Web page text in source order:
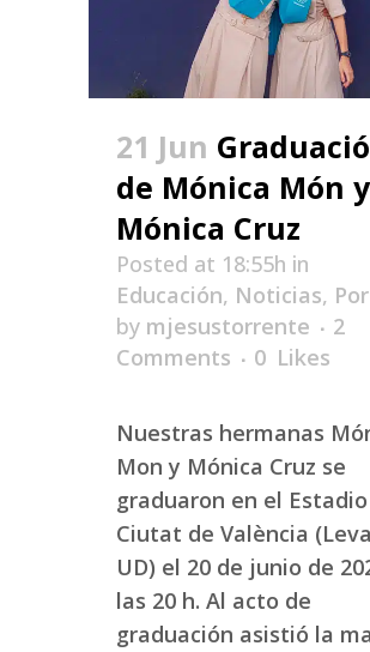
21 Jun
de Mónica Món y
Mónica Cruz
Posted at 18:55h in
Educación, Noticias,
by mjesustorrente
2
Comments
0 Likes
Nuestras hermanas
Mon y Mónica Cruz se
graduaron en el Estadio
Ciutat de València
UD) el 20 de junio de
las 20 h. Al acto de
graduación asistió la